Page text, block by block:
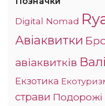
Digital Nomad
Авіаквитки
авіаквитків
Екзотика
страви Подорожі